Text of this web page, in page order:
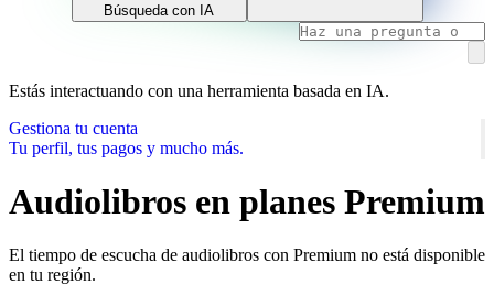
Búsqueda con IA
Estás interactuando con una herramienta basada en IA.
Gestiona tu cuenta
Tu perfil, tus pagos y mucho más.
Audiolibros en planes Premium
El tiempo de escucha de audiolibros con Premium no está disponible
en tu región.